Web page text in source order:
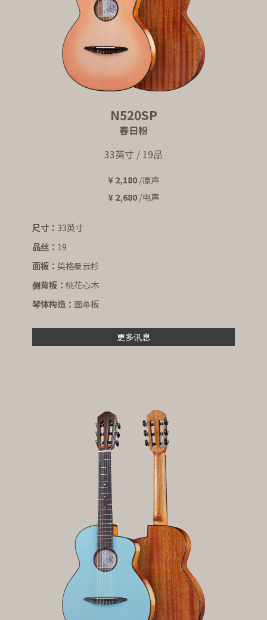
N520SP
春日粉
33英寸 / 19品
¥ 2,180/原声
¥ 2,680/电声
尺寸： 33英寸
品丝： 19
面板：英格曼云杉
侧背板：桃花心木
琴体构造： 面单板
更多讯息